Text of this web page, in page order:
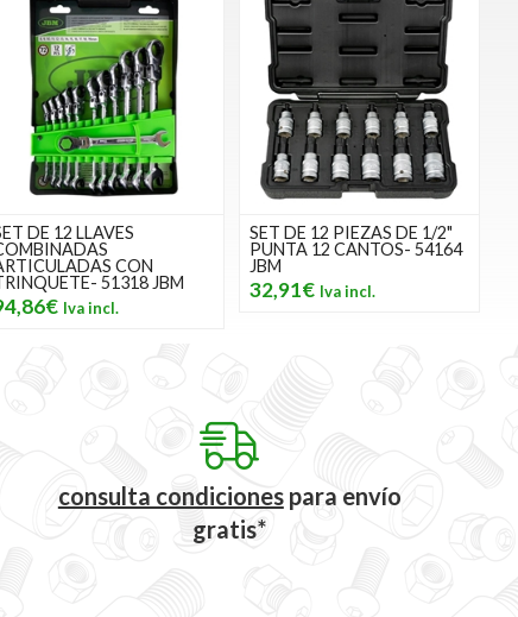
DE 12 LLAVES
CON
51318 JBM
SET DE 12 PIEZAS DE 1/2"
PUNTA 12 CANTOS- 54164
JBM
32,91€
consulta condicionespara envío
gratis*